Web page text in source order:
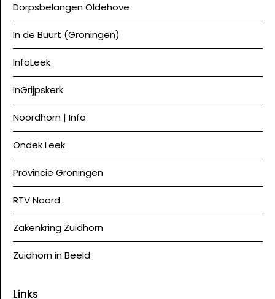
Dorpsbelangen Oldehove
In de Buurt (Groningen)
InfoLeek
InGrijpskerk
Noordhorn | Info
Ondek Leek
Provincie Groningen
RTV Noord
Zakenkring Zuidhorn
Zuidhorn in Beeld
Links